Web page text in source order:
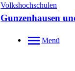
Volkshochschulen
Gunzenhausen
Menü